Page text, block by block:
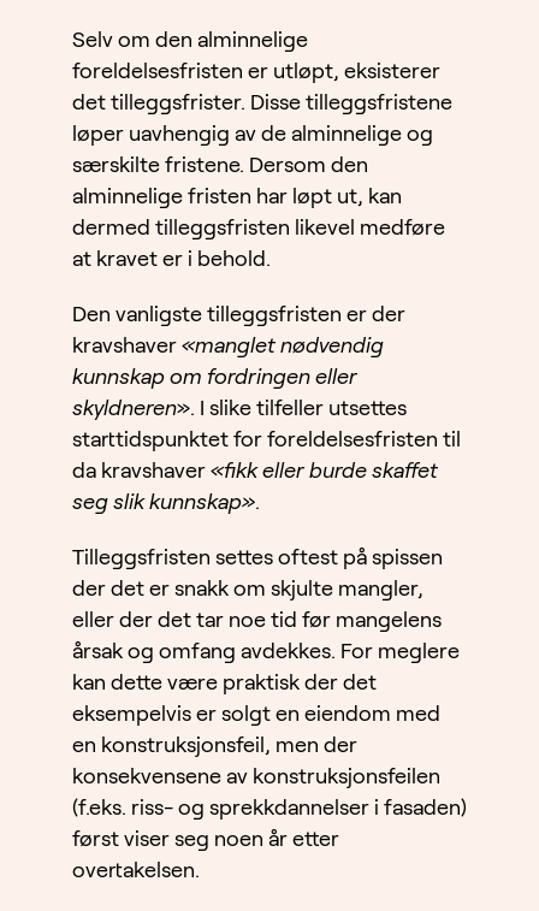
Selv om den alminnelige
foreldelsesfristen er utløpt, eksisterer
det tilleggsfrister. Disse tilleggsfristene
løper uavhengig av de alminnelige og
særskilte fristene. Dersom den
alminnelige fristen har løpt ut, kan
dermed tilleggsfristen likevel medføre
at kravet er i behold.
Den vanligste tilleggsfristen er der
kravshaver «manglet nødvendig
kunnskap om fordringen eller
skyldneren». I slike tilfeller utsettes
starttidspunktet for foreldelsesfristen til
da kravshaver «fikk eller burde skaffet
seg slik kunnskap».
Tilleggsfristen settes oftest på spissen
der det er snakk om skjulte mangler,
eller der det tar noe tid før mangelens
årsak og omfang avdekkes. For meglere
kan dette være praktisk der det
eksempelvis er solgt en eiendom med
en konstruksjonsfeil, men der
konsekvensene av konstruksjonsfeilen
(f.eks. riss- og sprekkdannelser i fasaden)
først viser seg noen år etter
overtakelsen.